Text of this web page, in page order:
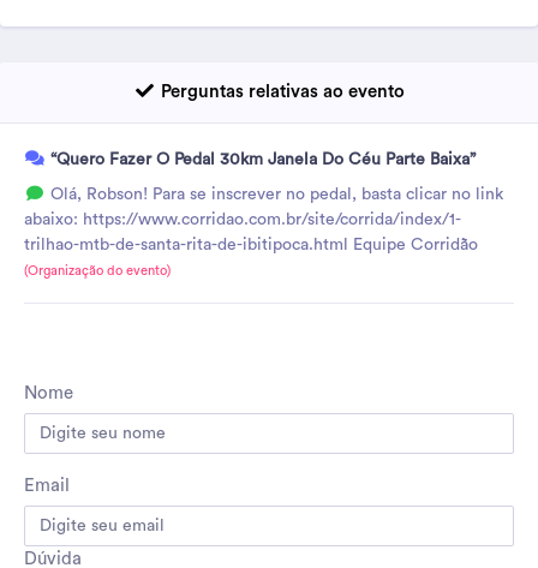
Perguntas relativas ao evento
“Quero Fazer O Pedal 30km Janela Do Céu Parte Baixa”
Olá, Robson! Para se inscrever no pedal, basta clicar no link
abaixo: https://www.corridao.com.br/site/corrida/index/1-
trilhao-mtb-de-santa-rita-de-ibitipoca.html Equipe Corridão
(Organização do evento)
Nome
Email
Dúvida